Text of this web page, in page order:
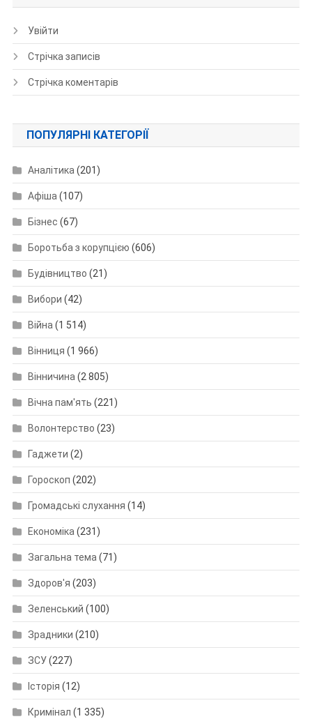
Увійти
Стрічка записів
Стрічка коментарів
ПОПУЛЯРНІ КАТЕГОРІЇ
Аналітика(201)
Афіша(107)
Бізнес (67)
Боротьба з корупцією (606)
Будівництво (21)
Вибори (42)
Війна(1 514)
Вінниця (1 966)
Вінничина(2 805)
Вічна пам'ять (221)
Волонтерство (23)
Гаджети (2)
Гороскоп (202)
Громадські слухання (14)
Економіка(231)
Загальна тема(71)
Здоров'я (203)
Зеленський (100)
Зрадники (210)
ЗСУ(227)
Історія (12)
Кримінал (1 335)